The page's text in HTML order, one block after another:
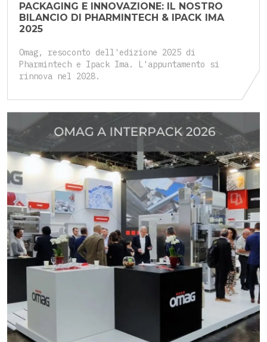
PACKAGING E INNOVAZIONE: IL NOSTRO
BILANCIO DI PHARMINTECH & IPACK IMA
2025
Omag, resoconto dell'edizione 2025 di
Pharmintech e Ipack Ima. L'appuntamento si
rinnova nel 2028.